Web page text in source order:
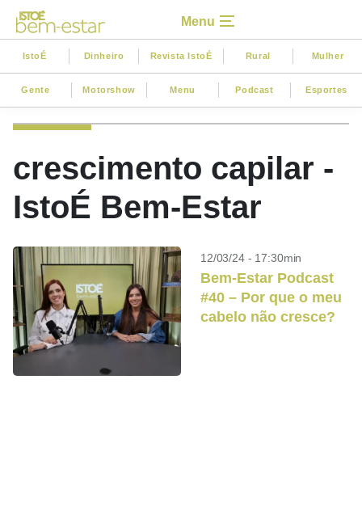
Menu
IstoÉ Dinheiro Revista IstoÉ Rural Mulher
Gente Motorshow Menu Podcast Esportes
crescimento capilar -
IstoÉ Bem-Estar
12/03/24 - 17:30min
Bem-Estar Podcast
#40 – Por que o meu
cabelo não cresce?